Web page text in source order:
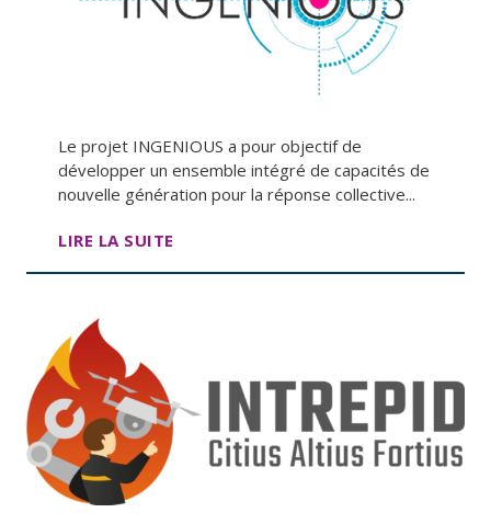
Le projet INGENIOUS a pour objectif de
développer un ensemble intégré de capacités de
nouvelle génération pour la réponse collective...
LIRE LA SUITE